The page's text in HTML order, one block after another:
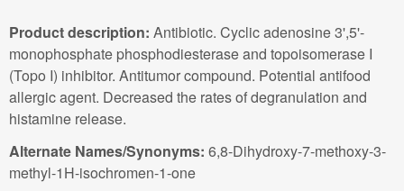
Product description: Antibiotic. Cyclic adenosine 3',5'-
monophosphate phosphodiesterase and topoisomerase I
(Topo I) inhibitor. Antitumor compound. Potential antifood
allergic agent. Decreased the rates of degranulation and
histamine release.
Alternate Names/Synonyms: 6,8-Dihydroxy-7-methoxy-3-
methyl-1H-isochromen-1-one